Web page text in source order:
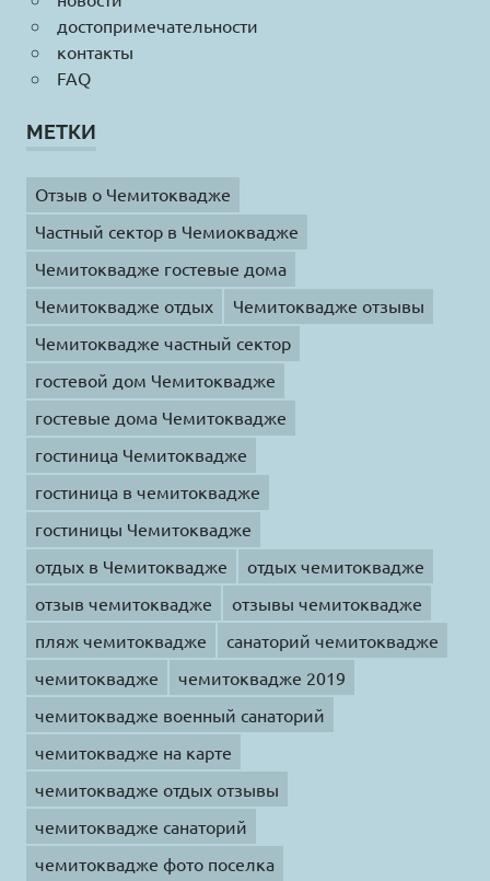
достопримечательности
контакты
FAQ
МЕТКИ
Отзыв о Чемитоквадже
Частный сектор в Чемиоквадже
Чемитоквадже гостевые дома
Чемитоквадже отдых
Чемитоквадже отзывы
Чемитоквадже частный сектор
гостевой дом Чемитоквадже
гостевые дома Чемитоквадже
гостиница Чемитоквадже
гостиница в чемитоквадже
гостиницы Чемитоквадже
отдых в Чемитоквадже
отдых чемитоквадже
отзыв чемитоквадже
отзывы чемитоквадже
пляж чемитоквадже
санаторий чемитоквадже
чемитоквадже
чемитоквадже 2019
чемитоквадже военный санаторий
чемитоквадже на карте
чемитоквадже отдых отзывы
чемитоквадже санаторий
чемитоквадже фото поселка